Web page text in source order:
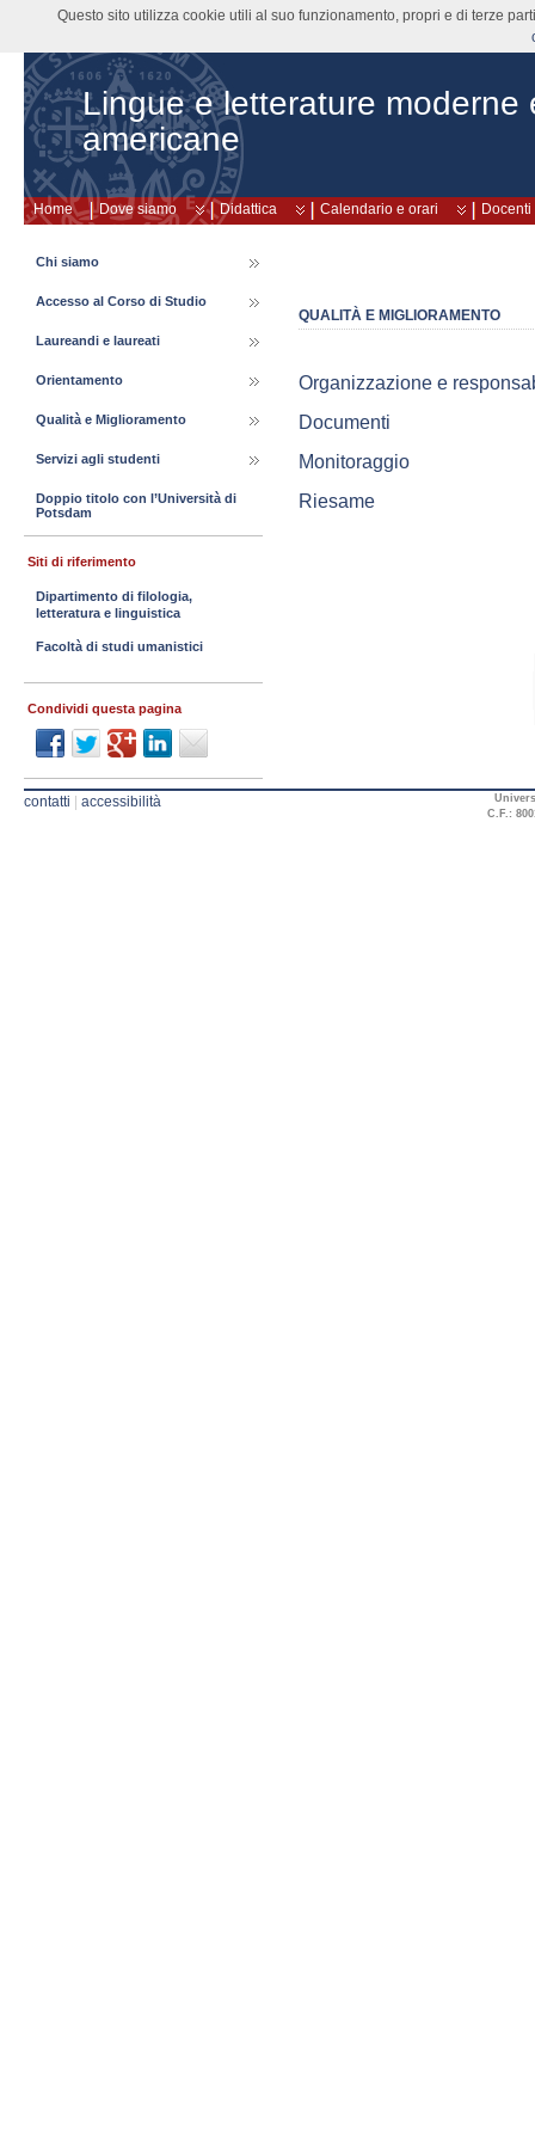
Lingue e letterature moderne
americane
Home Dove siamo Didattica Calendario e orari Docenti
QUALITÀ E MIGLIORAMENTO
Organizzazione e
Documenti
Monitoraggio
Riesame
Chi siamo
Accesso al Corso di Studio
Laureandi e laureati
Orientamento
Qualità e Miglioramento
Servizi agli studenti
Doppio titolo con l’Università di
Potsdam
Siti di riferimento
Dipartimento di filologia,
letteratura e linguistica
Facoltà di studi umanistici
Condividi questa pagina
contatti accessibilità
C.F.:
Questo sito utilizza cookie utili al suo funzionamento, propri e di terze